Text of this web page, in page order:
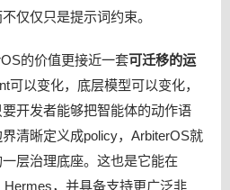
仅仅只是提示词约束。
的价值更接近一套可迁移的运
可以变化，底层模型可以变化，
开发者能够把智能体的动作语
清晰定义成policy，ArbiterOS就
层治理底座。这也是它能在
，并具备支持更广泛非